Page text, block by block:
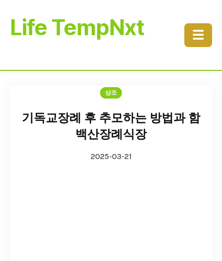
Life TempNxt ☰
상조
기독교장례 후 추모하는 방법과 함
백산장례식장
2025-03-21